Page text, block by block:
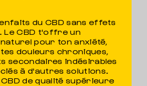
du CBD sans effets
Le CBD t'offre un
pour ton anxiété,
douleurs chroniques,
secondaires indésirables
à d'autres solutions.
de qualité supérieure